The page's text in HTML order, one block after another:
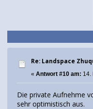
Re: Landspace
« Antwort #10 am: 14.
Die private Aufnehme
sehr optimistisch aus.